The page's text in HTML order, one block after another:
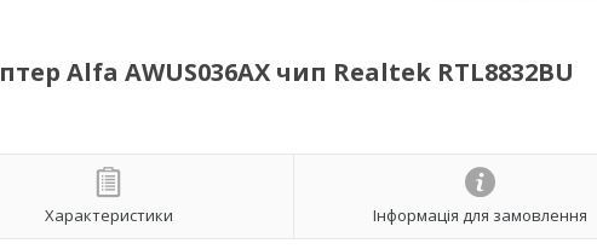
Alfa AWUS036AX чип Realtek RTL8832BU
Характеристики Інформація для замовлення